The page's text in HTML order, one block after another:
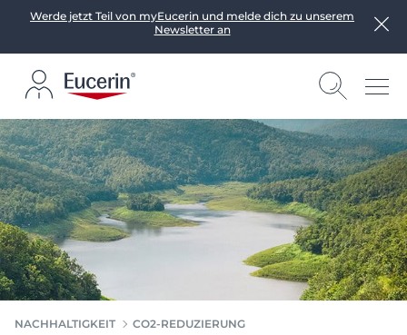
Werde jetzt Teil von myEucerin und melde dich zu unserem
Newsletter an
NACHHALTIGKEIT CO2-REDUZIERUNG